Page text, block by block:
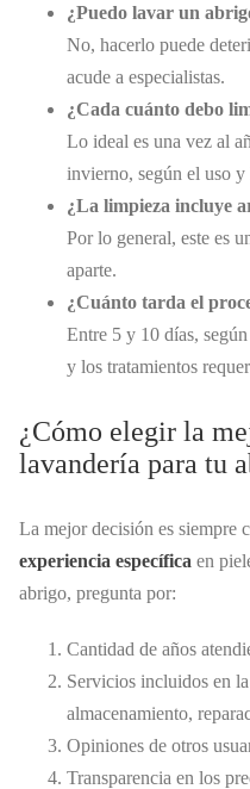
¿Puedo lavar un
No, hacerlo puede
acude a especialistas.
¿Cada cuánto debo
Lo ideal es una vez al
invierno, según el uso
¿La limpieza incluye
Por lo general, este es
aparte.
¿Cuánto tarda el
Entre 5 y 10 días,
y los tratamientos
¿Cómo elegir la
lavandería para tu
La mejor decisión es siempre
experiencia específica en
abrigo, pregunta por:
Cantidad de años
Servicios incluidos en
almacenamiento,
Opiniones de otros
Transparencia en los